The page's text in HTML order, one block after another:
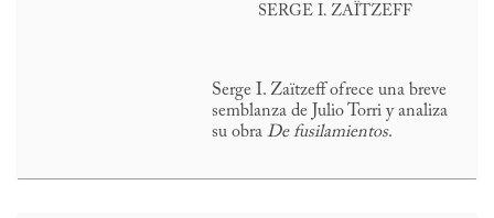
SERGE I. ZAÏTZEFF
Serge I. Zaïtzeff ofrece una breve
semblanza de Julio Torri y analiza
su obra De fusilamientos.